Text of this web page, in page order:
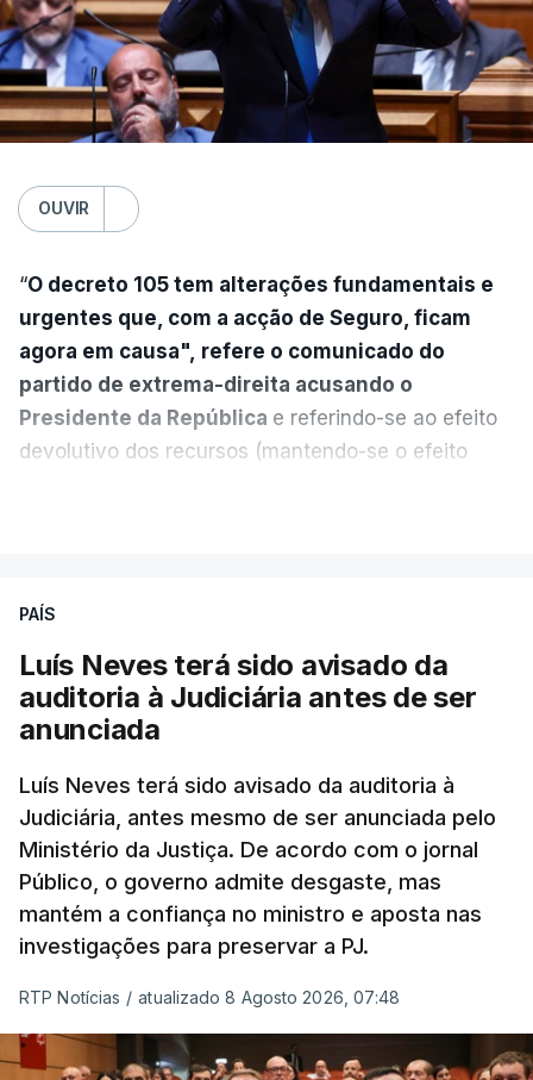
OUVIR
“O decreto 105 tem alterações fundamentais e
urgentes que, com a acção de Seguro, ficam
agora em causa", refere o comunicado do
partido de extrema-direita acusando o
Presidente da República e referindo-se ao efeito
devolutivo dos recursos (mantendo-se o efeito
quanto à possibilidade de expulsar do país
cidadãos adultos em situação ilegal, se
tiverem filhos menores.
prazo de 60 dias, os imigrantes terão que ser
libertados,ainda que os seus pedidos de asilo
tenham sido rejeitados pelas autoridades
competentes”, referem.
“Isto é de uma enorme irresponsabilidade
poderem entrar e residir legalmente em Portugal”,
PAÍS
Luís Neves terá sido avisado da
auditoria à Judiciária antes de ser
anunciada
Luís Neves terá sido avisado da auditoria à
Judiciária, antes mesmo de ser anunciada pelo
Ministério da Justiça. De acordo com o jornal
Público, o governo admite desgaste, mas
mantém a confiança no ministro e aposta nas
investigações para preservar a PJ.
RTP Notícias / atualizado 8 Agosto 2026, 07:48